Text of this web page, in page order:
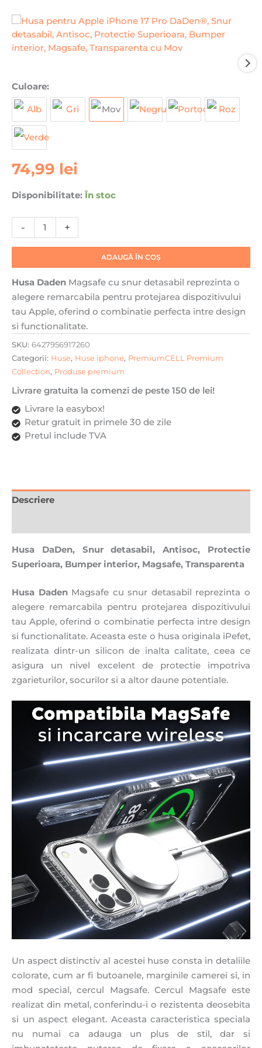
Culoare:
74,99 lei
Disponibilitate: În stoc
-
Cantitate
Husa
pentru
Apple
iPhone
Pro
Snur
Antisoc,
Superioara,
Magsafe,
Transparenta
cu
Mov
+
ADAUGĂ ÎN COȘ
Husa Daden Magsafe cu snur detasabil reprezinta o
alegere remarcabila pentru protejarea dispozitivului
tau Apple, oferind o combinatie perfecta intre design
si functionalitate.
SKU: 6427956917260
Categorii: Huse, Huse iphone, PremiumCELL Premium
Collection, Produse premium
Livrare gratuita la comenzi de peste 150 de lei!
Livrare la easybox!
Retur gratuit in primele 30 de zile
Pretul include TVA
Descriere
Husa DaDen, Snur detasabil, Antisoc, Protectie
Superioara, Bumper interior, Magsafe, Transparenta
Husa DadenMagsafe cu snur detasabil reprezinta o
alegere remarcabila pentru protejarea dispozitivului
tau Apple, oferind o combinatie perfecta intre design
si functionalitate. Aceasta este o husa originala iPefet,
realizata dintr-un silicon de inalta calitate, ceea ce
asigura un nivel excelent de protectie impotriva
zgarieturilor, socurilor si a altor daune potentiale.
Un aspect distinctiv al acestei huse consta in detaliile
colorate, cum ar fi butoanele, marginile camerei si, in
mod special, cercul Magsafe. Cercul Magsafe este
realizat din metal, conferindu-i o rezistenta deosebita
si un aspect elegant. Aceasta caracteristica speciala
nu numai ca adauga un plus de stil, dar si